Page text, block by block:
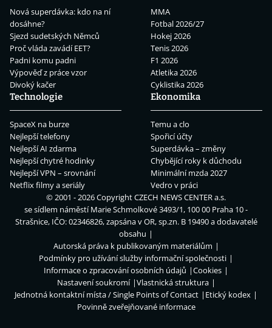
Nová superdávka: kdo na ní
dosáhne?
Sjezd sudetských Němců
Proč vláda zavádí EET?
Padni komu padni
Výpověď z práce vzor
Divoký kačer
MMA
Fotbal 2026/27
Hokej 2026
Tenis 2026
F1 2026
Atletika 2026
Cyklistika 2026
Technologie
SpaceX na burze
Nejlepší telefony
Nejlepší AI zdarma
Nejlepší chytré hodinky
Nejlepší VPN – srovnání
Netflix filmy a seriály
Ekonomika
Temu a clo
Spořicí účty
Superdávka – změny
Chybějící roky k důchodu
Minimální mzda 2027
Vedro v práci
© 2001 - 2026 CopyrightCZECH NEWS CENTER a.s.
se sídlem náměstí Marie Schmolkové 3493/1, 100 00 Praha 10 -
Strašnice, IČO: 02346826, zapsána v OR, sp.zn. B 19490 a dodavatelé
obsahu
Autorská práva k publikovaným materiálům
Podmínky pro užívání služby informační společnosti
Informace o zpracování osobních údajů
Cookies
Nastavení soukromí
Vlastnická struktura
Jednotná kontaktní místa / Single Points of Contact
Etický kodex
Povinně zveřejňované informace